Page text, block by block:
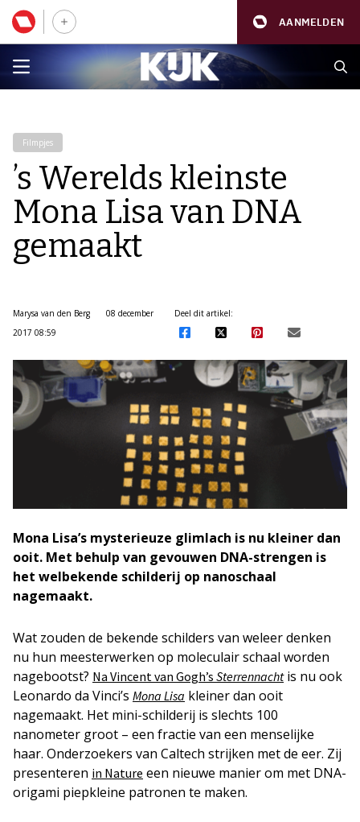
AANMELDEN
Filmpjes
’s Werelds kleinste
Mona Lisa van DNA
gemaakt
Marysa van den Berg
08 december
2017 08:59
Deel dit artikel:
Mona Lisa’s mysterieuze glimlach is nu kleiner dan
ooit. Met behulp van gevouwen DNA-strengen is
het welbekende schilderij op nanoschaal
nagemaakt.
Wat zouden de bekende schilders van weleer denken
nu hun meesterwerken op moleculair schaal worden
nagebootst? Na Vincent van Gogh’s Sterrennachtis nu ook
Leonardo da Vinci’s Mona Lisa kleiner dan ooit
nagemaakt. Het mini-schilderij is slechts 100
nanometer groot – een fractie van een menselijke
haar. Onderzoekers van Caltech strijken met de eer. Zij
presenteren in Nature een nieuwe manier om met DNA-
origami piepkleine patronen te maken.